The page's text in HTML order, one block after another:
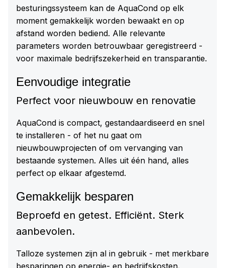
besturingssysteem kan de AquaCond op elk
moment gemakkelijk worden bewaakt en op
afstand worden bediend. Alle relevante
parameters worden betrouwbaar geregistreerd -
voor maximale bedrijfszekerheid en transparantie.
Eenvoudige integratie
Perfect voor nieuwbouw en renovatie
AquaCond is compact, gestandaardiseerd en snel
te installeren - of het nu gaat om
nieuwbouwprojecten of om vervanging van
bestaande systemen. Alles uit één hand, alles
perfect op elkaar afgestemd.
Gemakkelijk besparen
Beproefd en getest. Efficiënt. Sterk
aanbevolen.
Talloze systemen zijn al in gebruik - met merkbare
besparingen op energie- en bedrijfskosten.